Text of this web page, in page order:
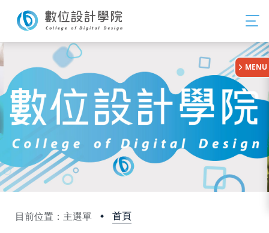
目前位置：主選單 首頁
:::
MENU